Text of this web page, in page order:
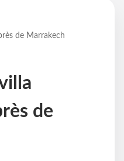
de Marrakech
de